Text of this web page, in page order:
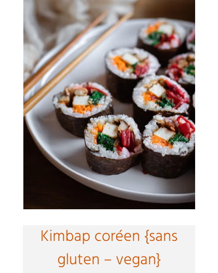
Kimbap coréen {sans
gluten – vegan}